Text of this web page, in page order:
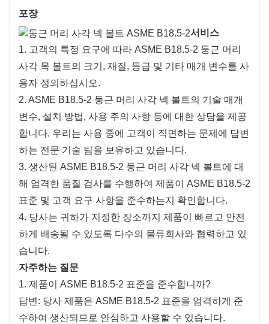
포장
서비스
1. 고객의 특정 요구에 따라 ASME B18.5-2 둥근 머리
사각 목 볼트의 크기, 재질, 등급 및 기타 매개 변수를 사
용자 정의하십시오.
2. ASME B18.5-2 둥근 머리 사각 넥 볼트의 기술 매개
변수, 설치 방법, 사용 주의 사항 등에 대한 상담을 제공
합니다. 우리는 사용 중에 고객이 직면하는 문제에 답변
하는 전문 기술 팀을 보유하고 있습니다.
3. 생산된 ASME B18.5-2 둥근 머리 사각 넥 볼트에 대
해 엄격한 품질 검사를 수행하여 제품이 ASME B18.5-2
표준 및 고객 요구 사항을 준수하는지 확인합니다.
4. 당사는 귀하가 지정한 장소까지 제품이 빠르고 안전
하게 배송될 수 있도록 다수의 물류회사와 협력하고 있
습니다.
자주하는 질문
1. 제품이 ASME B18.5-2 표준을 준수합니까?
답변: 당사 제품은 ASME B18.5-2 표준을 엄격하게 준
수하여 생산되므로 안심하고 사용할 수 있습니다.